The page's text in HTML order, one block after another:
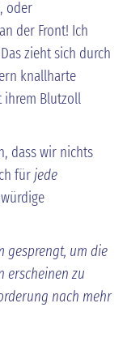
oder
der Front! Ich
zieht sich durch
knallharte
ihrem Blutzoll
dass wir nichts
für jede
gesprengt, um die
erscheinen zu
nach mehr